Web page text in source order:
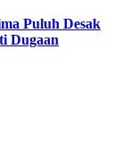
Puluh Desak
Dugaan